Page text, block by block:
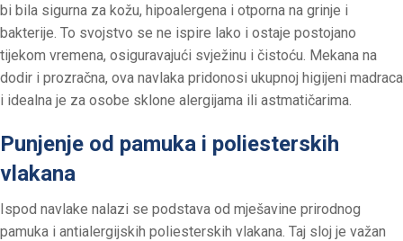
bi bila sigurna za kožu, hipoalergena i otporna na grinje i
bakterije. To svojstvo se ne ispire lako i ostaje postojano
tijekom vremena, osiguravajući svježinu i čistoću. Mekana na
dodir i prozračna, ova navlaka pridonosi ukupnoj higijeni madraca
i idealna je za osobe sklone alergijama ili astmatičarima.
Punjenje od pamuka i poliesterskih
vlakana
Ispod navlake nalazi se podstava od mješavine prirodnog
pamuka i antialergijskih poliesterskih vlakana. Taj sloj je važan